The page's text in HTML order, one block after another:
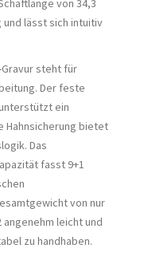
von 34,3
und lässt sich intuitiv
steht für
Der feste
ein
Hahnsicherung bietet
Das
fasst 9+1
von nur
angenehm leicht und
zu handhaben.